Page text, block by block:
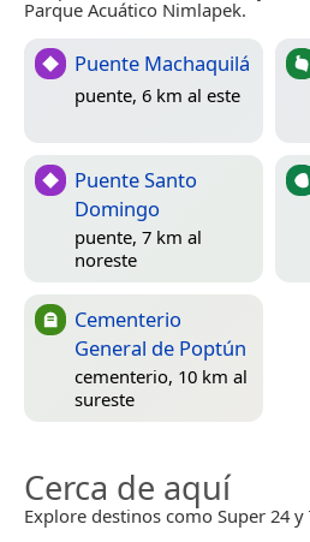
Parque Acuático Nimlapek.
Puente Machaquilá
puente, 6 km al este
Puente Santo
Domingo
puente, 7 km al
noreste
Cementerio
General de Poptún
cementerio, 10 km al
sureste
Cerca de aquí
Explore destinos como Super 24 y